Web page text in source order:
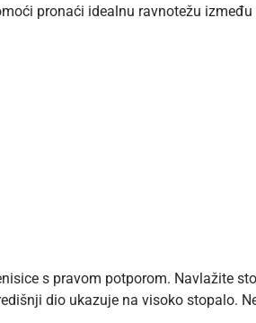
pronaći idealnu ravnotežu
s pravom potporom. Navlažite
dio ukazuje na visoko stopalo.